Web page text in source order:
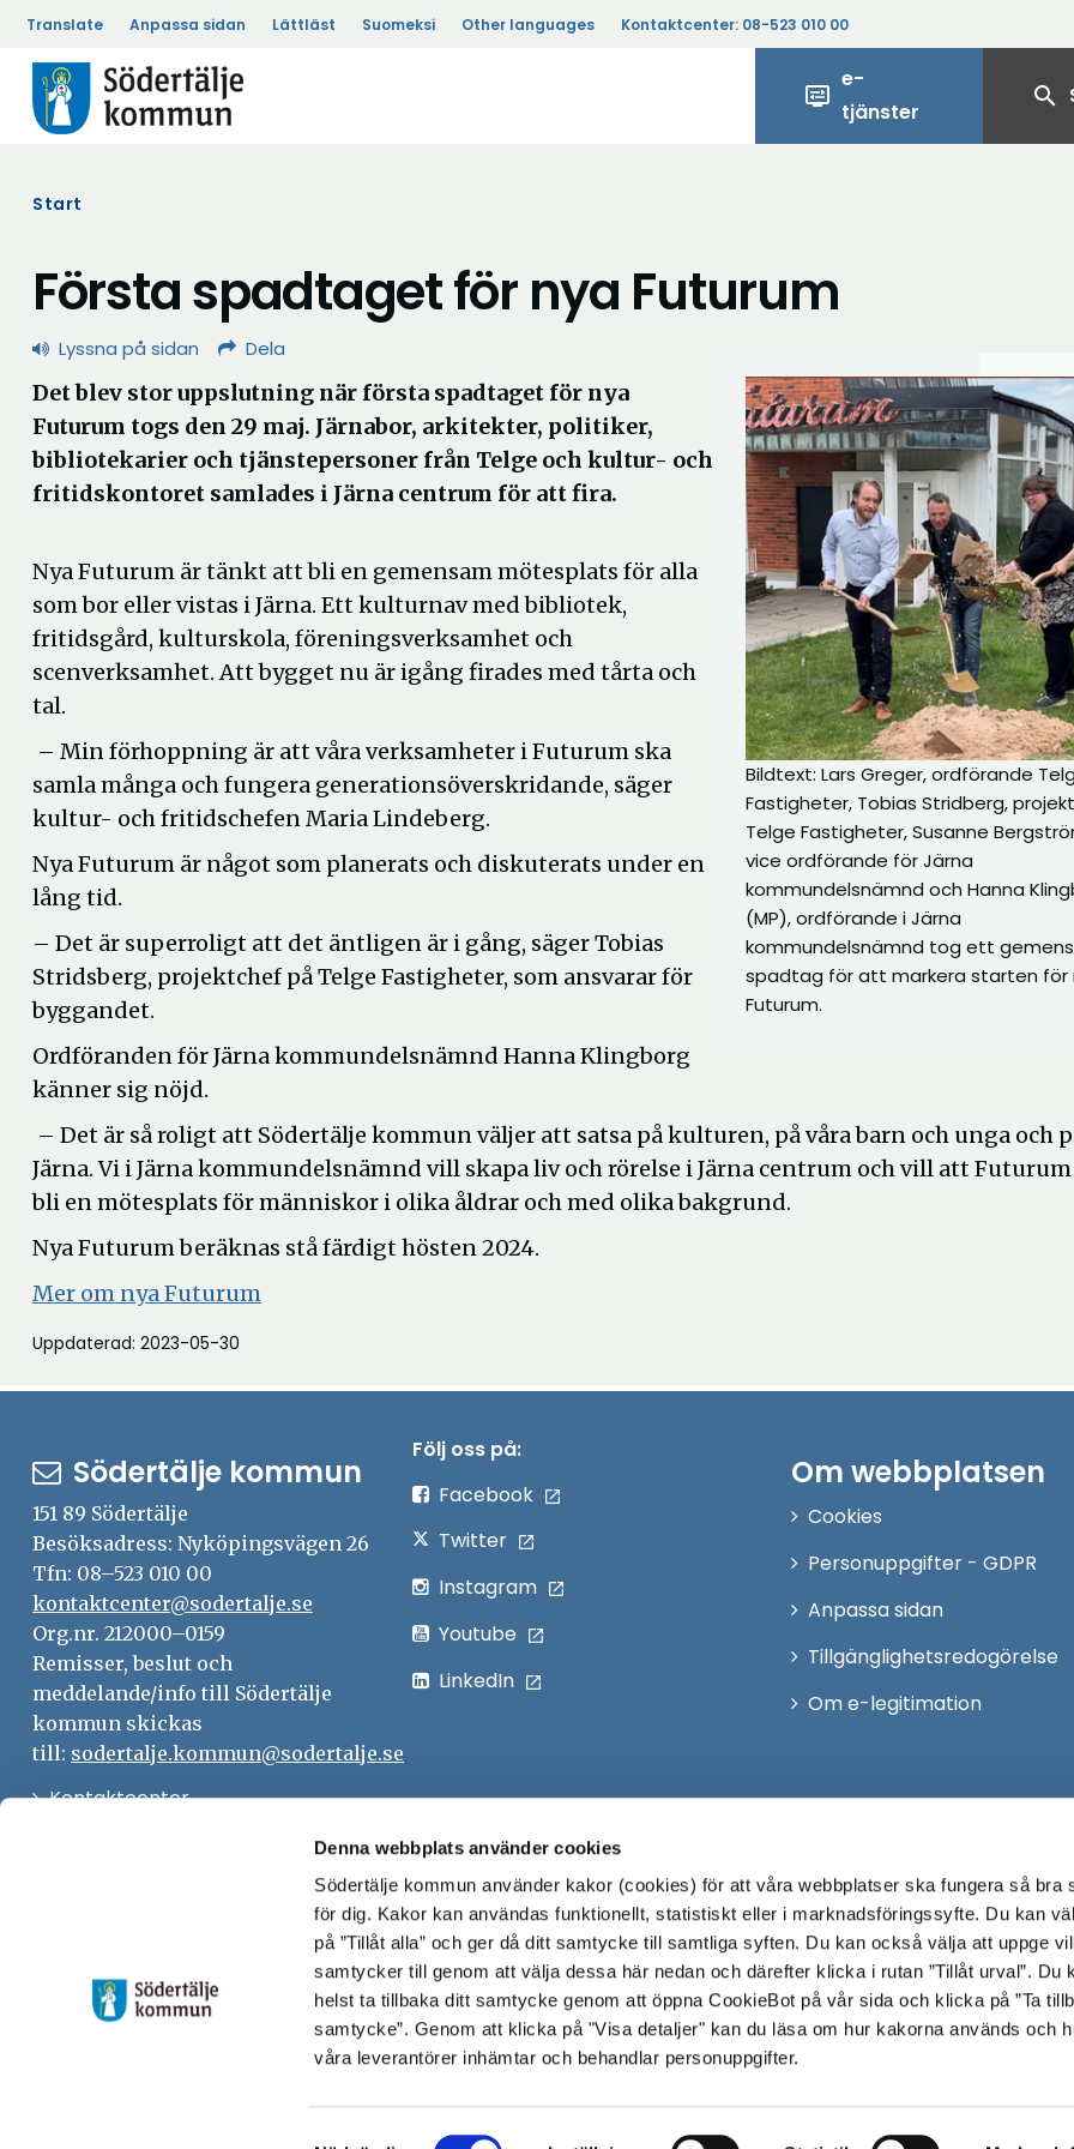
Denna webbplats använder cookies
Södertälje kommun använder kakor (cookies) för att våra webbplatser ska fungera så bra
för dig. Kakor kan användas funktionellt, statistiskt eller i marknadsföringssyfte. Du kan
på ”Tillåt alla” och ger då ditt samtycke till samtliga syften. Du kan också välja att uppge
samtycker till genom att välja dessa här nedan och därefter klicka i rutan ”Tillåt urval”. Du
helst ta tillbaka ditt samtycke genom att öppna CookieBot på vår sida och klicka på ”Ta
samtycke”. Genom att klicka på "Visa detaljer" kan du läsa om hur kakorna används och
våra leverantörer inhämtar och behandlar personuppgifter.
Translate Anpassa sidan Lättläst Suomeksi Other languages Kontaktcenter: 08-523 010 00
display_settings
e-
tjänster
search
Start
Första spadtaget för nya Futurum
Lyssna på sidan Dela
Bildtext: Lars Greger, ordförande
Fastigheter, Tobias Stridberg,
Telge Fastigheter, Susanne
vice ordförande för Järna
kommundelsnämnd och Hanna
(MP), ordförande i Järna
kommundelsnämnd tog ett
spadtag för att markera starten för
Futurum.
Det blev stor uppslutning när första spadtaget för nya
Futurum togs den 29 maj. Järnabor, arkitekter, politiker,
bibliotekarier och tjänstepersoner från Telge och kultur- och
fritidskontoret samlades i Järna centrum för att fira.
Nya Futurum är tänkt att bli en gemensam mötesplats för alla
som bor eller vistas i Järna. Ett kulturnav med bibliotek,
fritidsgård, kulturskola, föreningsverksamhet och
scenverksamhet. Att bygget nu är igång firades med tårta och
tal.
– Min förhoppning är att våra verksamheter i Futurum ska
samla många och fungera generationsöverskridande, säger
kultur- och fritidschefen Maria Lindeberg.
Nya Futurum är något som planerats och diskuterats under en
lång tid.
– Det är superroligt att det äntligen är i gång, säger Tobias
Stridsberg, projektchef på Telge Fastigheter, som ansvarar för
byggandet.
Ordföranden för Järna kommundelsnämnd Hanna Klingborg
känner sig nöjd.
– Det är så roligt att Södertälje kommun väljer att satsa på kulturen, på våra barn och unga och
Järna. Vi i Järna kommundelsnämnd vill skapa liv och rörelse i Järna centrum och vill att
bli en mötesplats för människor i olika åldrar och med olika bakgrund.
Nya Futurum beräknas stå färdigt hösten 2024.
Mer om nya Futurum
Uppdaterad: 2023-05-30
Södertälje kommun
151 89 Södertälje
Besöksadress: Nyköpingsvägen 26
Tfn: 08–523 010 00
kontaktcenter@sodertalje.se
Org.nr. 212000–0159
Remisser, beslut och
meddelande/info till Södertälje
kommun skickas
till: sodertalje.kommun@sodertalje.se
KontaktcenterÖppna
fönster
Anslagstavla
Skicka faktura till Södertälje
Följ oss på:
Facebook
Twitter
Instagram
Youtube
LinkedIn
Om webbplatsen
Cookies
Personuppgifter - GDPR
Anpassa sidan
Tillgänglighetsredogörelse
Om e-legitimation